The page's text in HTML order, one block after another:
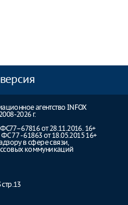
агентство INFOX
2026 г.
от 28.11.2016. 16+
77 - 61863 от 18.05.2015 16+
в сфере связи,
коммуникаций